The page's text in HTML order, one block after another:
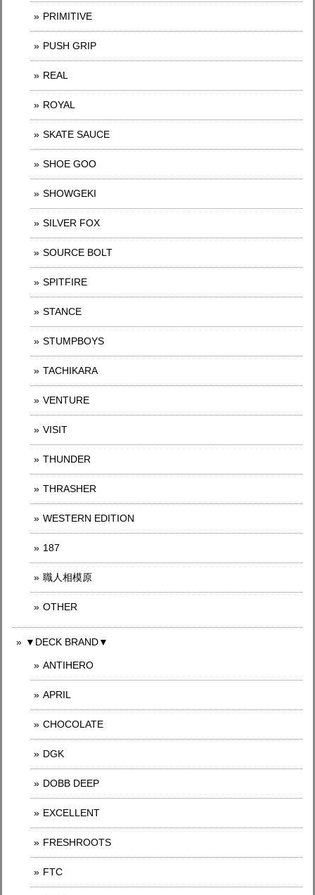
PRIMITIVE
PUSH GRIP
REAL
ROYAL
SKATE SAUCE
SHOE GOO
SHOWGEKI
SILVER FOX
SOURCE BOLT
SPITFIRE
STANCE
STUMPBOYS
TACHIKARA
VENTURE
VISIT
THUNDER
THRASHER
WESTERN EDITION
187
職人相模原
OTHER
▼DECK BRAND▼
ANTIHERO
APRIL
CHOCOLATE
DGK
DOBB DEEP
EXCELLENT
FRESHROOTS
FTC